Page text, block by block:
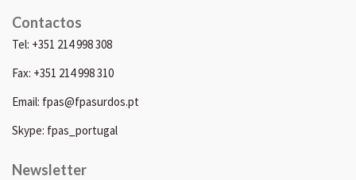
Contactos
Tel: +351 214 998 308
Fax: +351 214 998 310
Email: fpas@fpasurdos.pt
Skype: fpas_portugal
Newsletter